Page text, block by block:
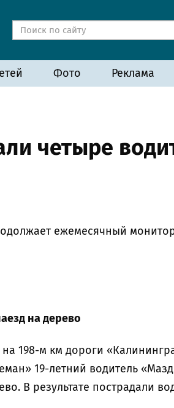
Фото Реклама
четыре
ежемесячный
на дерево
на 198-м км дороги
19-летний водитель
В результате пострадали